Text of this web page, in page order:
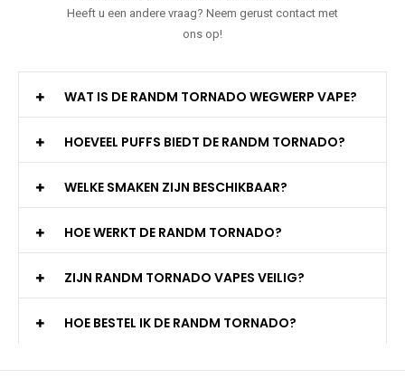
Heeft u een andere vraag? Neem gerust contact met
ons op!
WAT IS DE RANDM TORNADO WEGWERP VAPE?
HOEVEEL PUFFS BIEDT DE RANDM TORNADO?
WELKE SMAKEN ZIJN BESCHIKBAAR?
HOE WERKT DE RANDM TORNADO?
ZIJN RANDM TORNADO VAPES VEILIG?
HOE BESTEL IK DE RANDM TORNADO?